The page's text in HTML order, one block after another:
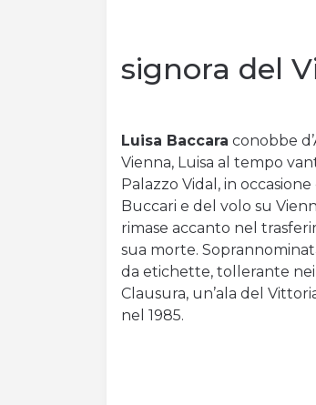
signora del
Luisa Baccara conobbe
Vienna, Luisa al tempo
Palazzo Vidal, in
Buccari e del volo su
rimase accanto nel
sua morte.
da etichette, tollerante
Clausura, un’ala del
nel 1985.